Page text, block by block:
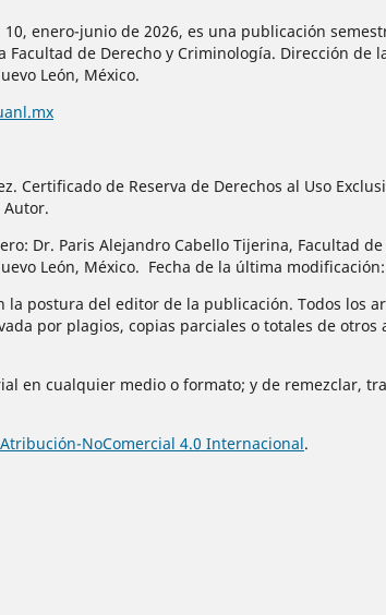
enero-junio de 2026, es una publicación
de Derecho y Criminología. Dirección de
León, México.
Certificado de Reserva de Derechos al Uso
Dr. Paris Alejandro Cabello Tijerina, Facultad
León, México. Fecha de la última
la postura del editor de la publicación. Todos los
por plagios, copias parciales o totales de
en cualquier medio o formato; y de remezclar,
NoComercial 4.0 Internacional.